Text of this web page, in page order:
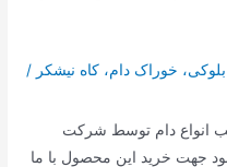
، خوراک دام،کاه نیشکر /
انواع دام توسط شرکت
جهت خرید این محصول با ما